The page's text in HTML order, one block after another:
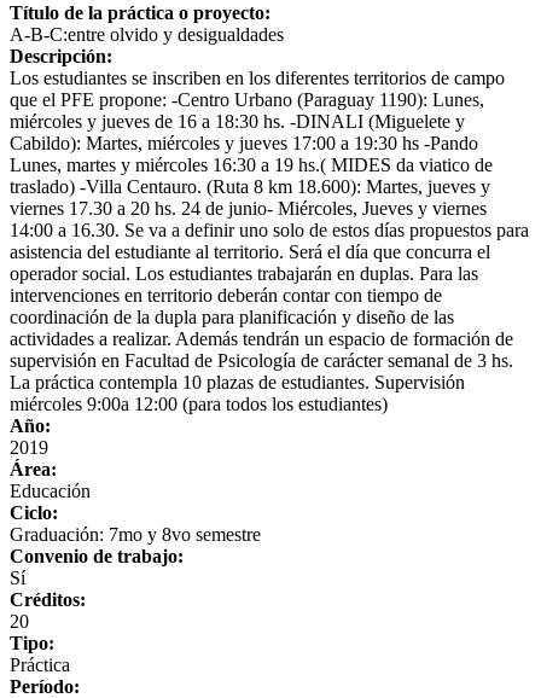
Título de la práctica o proyecto:
A-B-C:entre olvido y desigualdades
Descripción:
Los estudiantes se inscriben en los diferentes territorios de campo
que el PFE propone: -Centro Urbano (Paraguay 1190): Lunes,
miércoles y jueves de 16 a 18:30 hs. -DINALI (Miguelete y
Cabildo): Martes, miércoles y jueves 17:00 a 19:30 hs -Pando
Lunes, martes y miércoles 16:30 a 19 hs.( MIDES da viatico de
traslado) -Villa Centauro. (Ruta 8 km 18.600): Martes, jueves y
viernes 17.30 a 20 hs. 24 de junio- Miércoles, Jueves y viernes
14:00 a 16.30. Se va a definir uno solo de estos días propuestos para
asistencia del estudiante al territorio. Será el día que concurra el
operador social. Los estudiantes trabajarán en duplas. Para las
intervenciones en territorio deberán contar con tiempo de
coordinación de la dupla para planificación y diseño de las
actividades a realizar. Además tendrán un espacio de formación de
supervisión en Facultad de Psicología de carácter semanal de 3 hs.
La práctica contempla 10 plazas de estudiantes. Supervisión
miércoles 9:00a 12:00 (para todos los estudiantes)
Año:
2019
Área:
Educación
Ciclo:
Graduación: 7mo y 8vo semestre
Convenio de trabajo:
Sí
Créditos:
20
Tipo:
Práctica
Período: